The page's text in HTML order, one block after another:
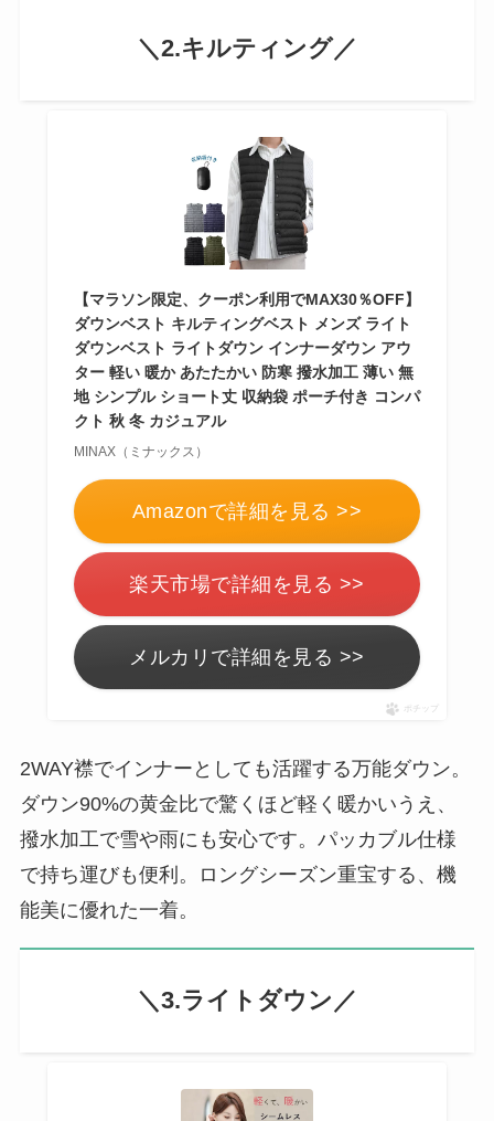
＼2.キルティング／
【マラソン限定、クーポン利用でMAX30％OFF】
ダウンベスト キルティングベスト メンズ ライト
ダウンベスト ライトダウン インナーダウン アウ
ター 軽い 暖か あたたかい 防寒 撥水加工 薄い 無
地 シンプル ショート丈 収納袋 ポーチ付き コンパ
クト 秋 冬 カジュアル
MINAX（ミナックス）
Amazonで詳細を見る >>
楽天市場で詳細を見る >>
メルカリで詳細を見る >>
ポチップ
2WAY襟でインナーとしても活躍する万能ダウン。
ダウン90%の黄金比で驚くほど軽く暖かいうえ、
撥水加工で雪や雨にも安心です。パッカブル仕様
で持ち運びも便利。ロングシーズン重宝する、機
能美に優れた一着。
＼3.ライトダウン／